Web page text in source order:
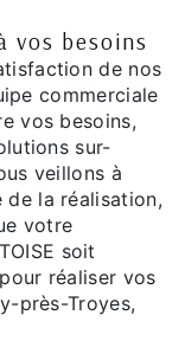
vos besoins
de nos
commerciale
vos besoins,
sur-
veillons à
de la réalisation,
votre
soit
réaliser vos
près-Troyes,